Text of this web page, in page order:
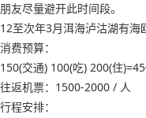
朋友尽量避开此时间段。
12至次年3月洱海泸沽湖有海
消费预算：
150(交通) 100(吃) 200(住
往返机票：1500-2000 / 人
行程安排：